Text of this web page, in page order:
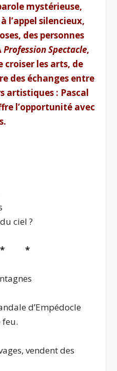
mystérieuse,
l’appel silencieux,
des personnes
Profession Spectacle,
croiser les arts, de
des échanges entre
artistiques : Pascal
l’opportunité avec
ciel ?
*
d’Empédocle
feu.
vendent des